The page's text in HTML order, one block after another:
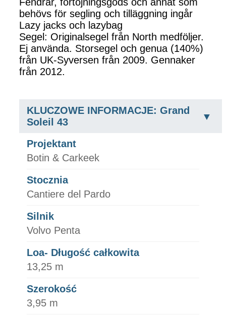
behövs för segling och tilläggning ingår
Lazy jacks och lazybag
Segel: Originalsegel från North medföljer.
Ej använda. Storsegel och genua (140%)
från UK-Syversen från 2009. Gennaker
från 2012.
KLUCZOWE INFORMACJE: Grand
Soleil 43
Projektant
Botin & Carkeek
Stocznia
Cantiere del Pardo
Silnik
Volvo Penta
Loa- Długość całkowita
13,25 m
Szerokość
3,95 m